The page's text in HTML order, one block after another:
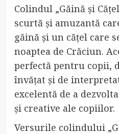
Colindul „Găină și
scurtă și amuzantă
găină și un cățel care
noaptea de Crăciun.
perfectă pentru copii,
învățat și de
excelentă de a
și creative ale copiilor.
Versurile colindului